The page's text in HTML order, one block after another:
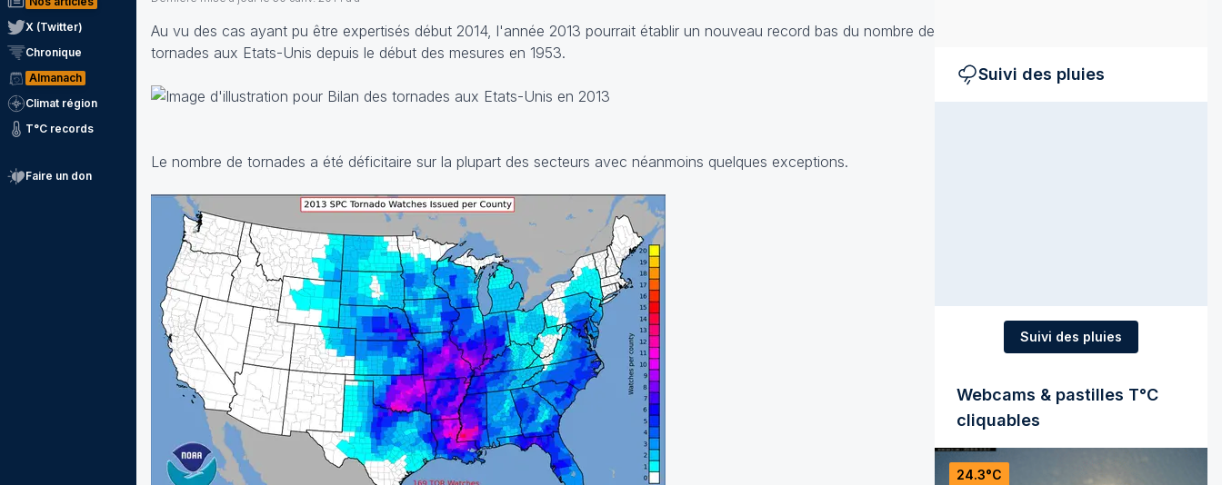
X (Twitter)
Chronique
Almanach
Climat région
T°C records
Faire un don
Au vu des cas ayant pu être expertisés début 2014, l'année 2013 pourrait établir un nouveau record bas du nombre de
tornades aux Etats-Unis depuis le début des mesures en 1953.
Le nombre de tornades a été déficitaire sur la plupart des secteurs avec néanmoins quelques exceptions.
Suivi des pluies
Suivi des pluies
Webcams & pastilles T°C
cliquables
24.3°C